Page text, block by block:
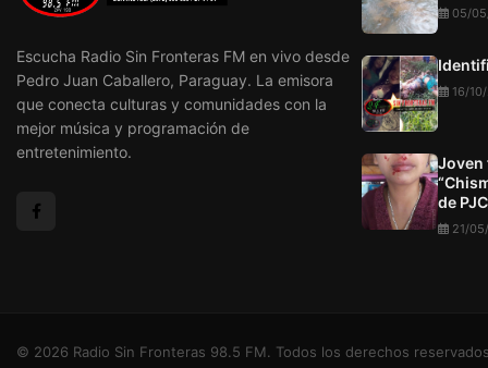
Escucha Radio Sin Fronteras FM en vivo desde
Pedro Juan Caballero, Paraguay. La emisora
que conecta culturas y comunidades con la
mejor música y programación de
entretenimiento.
05/
16/
Joven
de PJC
21/
© 2026 Radio Sin Fronteras 98.5 FM. Todos los derechos